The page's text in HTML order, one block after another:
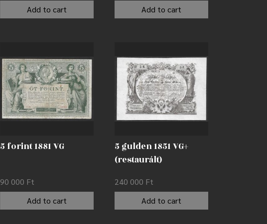
Add to cart
Add to cart
5 forint 1881 VG
90 000 Ft
Add to cart
5 gulden 1851 VG+
(restaurált)
240 000 Ft
Add to cart